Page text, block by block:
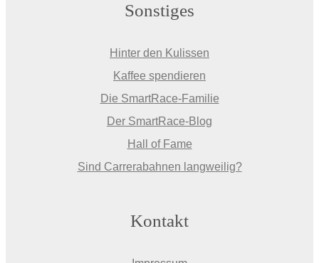
Sonstiges
Hinter den Kulissen
Kaffee spendieren
Die SmartRace-Familie
Der SmartRace-Blog
Hall of Fame
Sind Carrerabahnen langweilig?
Kontakt